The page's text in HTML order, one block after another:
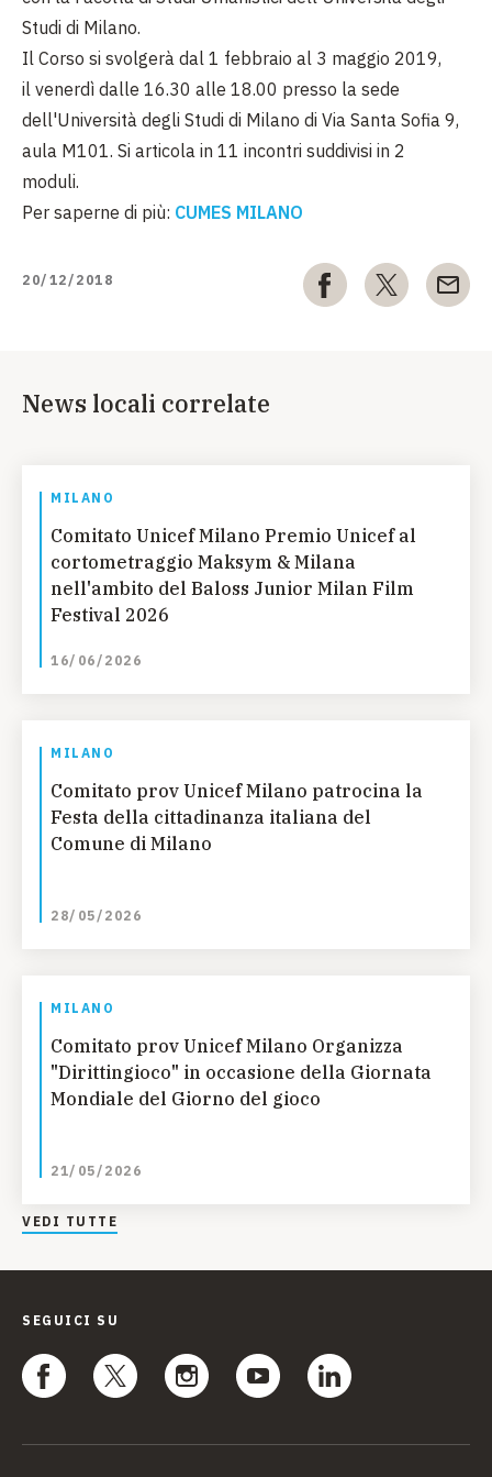
Studi di Milano.
Il Corso si svolgerà dal 1 febbraio al 3 maggio 2019,
il venerdì dalle 16.30 alle 18.00 presso la sede
dell'Università degli Studi di Milano di Via Santa Sofia 9,
aula M101. Si articola in 11 incontri suddivisi in 2
moduli.
Per saperne di più: CUMES MILANO
20/12/2018
News locali correlate
MILANO
Comitato Unicef Milano Premio Unicef al
cortometraggio Maksym & Milana
nell'ambito del Baloss Junior Milan Film
Festival 2026
16/06/2026
MILANO
Comitato prov Unicef Milano patrocina la
Festa della cittadinanza italiana del
Comune di Milano
28/05/2026
MILANO
Comitato prov Unicef Milano Organizza
"Dirittingioco" in occasione della Giornata
Mondiale del Giorno del gioco
21/05/2026
VEDI TUTTE
SEGUICI SU